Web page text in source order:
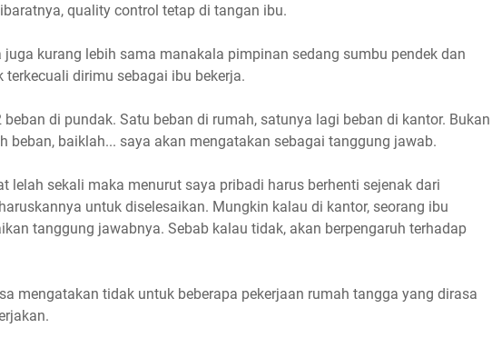
quality control tetap di tangan ibu.
juga kurang lebih sama manakala pimpinan sedang sumbu pendek dan
terkecuali dirimu sebagai ibu bekerja.
di pundak. Satu beban di rumah, satunya lagi beban di kantor. Bukan
beban, baiklah... saya akan mengatakan sebagai tanggung jawab.
lelah sekali maka menurut saya pribadi harus berhenti sejenak dari
untuk diselesaikan. Mungkin kalau di kantor, seorang ibu
tanggung jawabnya. Sebab kalau tidak, akan berpengaruh terhadap
mengatakan tidak untuk beberapa pekerjaan rumah tangga yang dirasa